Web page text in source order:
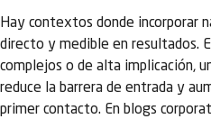
Hay contextos donde incorporar
directo y medible en resultados.
complejos o de alta implicación,
reduce la barrera de entrada y
primer contacto. En blogs